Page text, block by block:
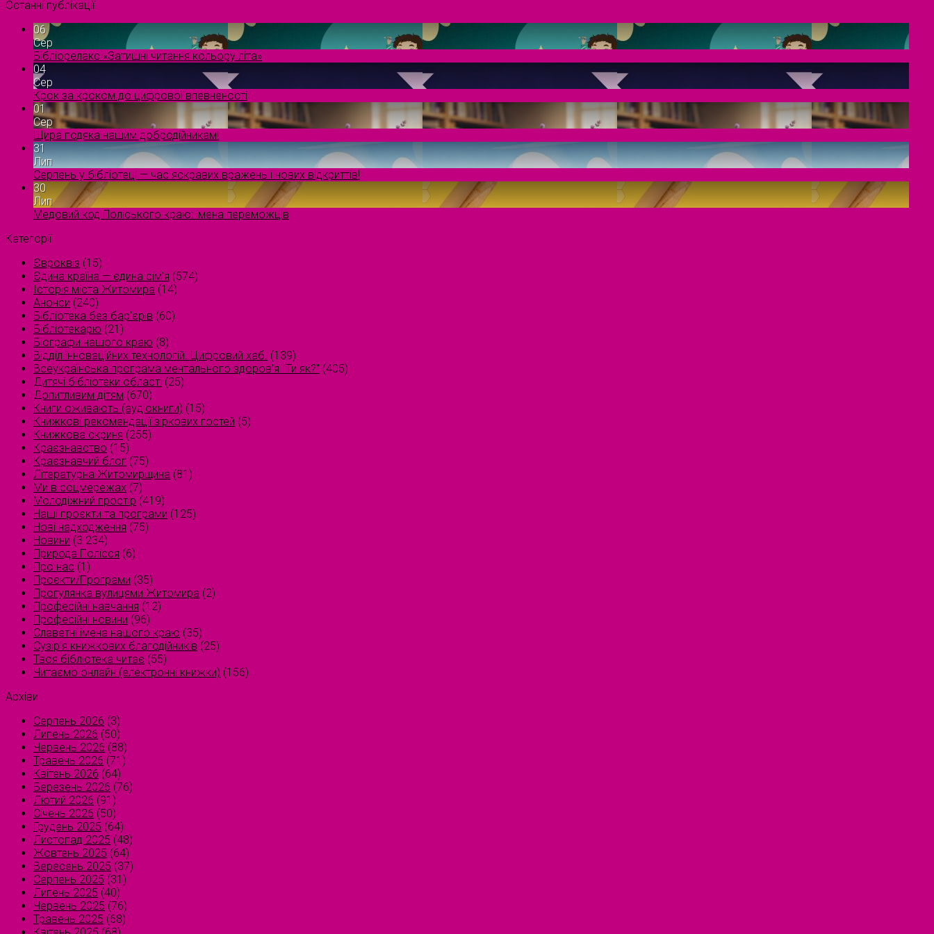
Останні публікації
06
Сер
Бібліорелакс «Затишні читання кольору літа»
04
Сер
Крок за кроком до цифрової впевненості
01
Сер
Щира подяка нашим добродійникам!
31
Лип
Серпень у бібліотеці — час яскравих вражень і нових відкриттів!
30
Лип
Медовий код Поліського краю: імена переможців
Категорії
Євроквіз (15)
Єдина країна — єдина сім’я (574)
Історія міста Житомира (14)
Анонси (240)
Бібліотека без бар'єрів (60)
Бібліотекарю (21)
Біографи нашого краю (8)
Відділ інноваційних технологій. Цифровий хаб. (139)
Всеукраїнська програма ментального здоров'я "Ти як?" (405)
Дитячі бібліотеки області (25)
Допитливим дітям (670)
Книги оживають (аудіокниги) (15)
Книжкові рекомендації зіркових гостей (5)
Книжкова скриня (255)
Краєзнавство (15)
Краєзнавчий блог (75)
Літературна Житомирщина (81)
Ми в соцмережах (7)
Молодіжний простір (419)
Наші проєкти та програми (125)
Нові надходження (75)
Новини (3 234)
Природа Полісся (6)
Про нас (1)
Проєкти/Програми (35)
Прогулянка вулицями Житомира (2)
Професійні навчання (12)
Професійні новини (96)
Славетні імена нашого краю (35)
Сузірʼя книжкових благодійників (25)
Твоя бібліотека читає (55)
Читаємо онлайн (електронні книжки) (156)
Архіви
Серпень 2026 (3)
Липень 2026 (50)
Червень 2026 (88)
Травень 2026 (71)
Квітень 2026 (64)
Березень 2026 (76)
Лютий 2026 (91)
Січень 2026 (50)
Грудень 2025 (64)
Листопад 2025 (48)
Жовтень 2025 (64)
Вересень 2025 (37)
Серпень 2025 (31)
Липень 2025 (40)
Червень 2025 (76)
Травень 2025 (68)